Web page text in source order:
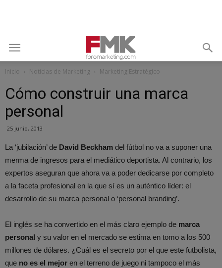
Inicio Noticias de Marketing Marketing Estratégico
Cómo construir una marca
personal
25 junio, 2013
La ‘jubilación’ de David Beckham del fútbol no va a suponer una
merma de ingresos para el mediático deportista. Al contrario, los
expertos aseguran que ahora va a poder dedicarse por completo
a la faceta profesional en la que sí es un auténtico líder: el
desarrollo de su marca personal o ‘personal branding’.
El inglés se ha convertido en el más claro ejemplo de marca
personal y su valor en el mercado se estima en tomo a los 500
millones de dólares. ¿Cuál es el secreto por el que este futbolista,
que no es el mejor en el terreno de juego ni tampoco el más